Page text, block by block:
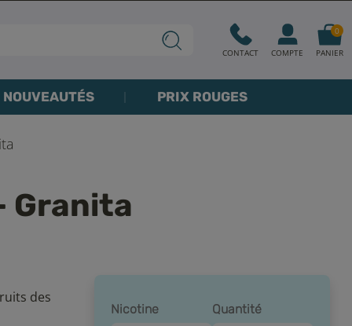
CONTACT COMPTE PANIER
0
NOUVEAUTÉS PRIX ROUGES
Granita
des
Nicotine Quantité